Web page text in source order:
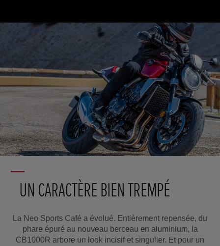
UN CARACTÈRE BIEN TREMPÉ
La Neo Sports Café a évolué. Entièrement repensée, du
phare épuré au nouveau berceau en aluminium, la
CB1000R arbore un look incisif et singulier. Et pour un